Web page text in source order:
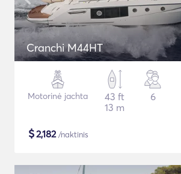
Cranchi M44HT
Motorinė jachta
43 ft
13 m
6
$2,182/naktinis